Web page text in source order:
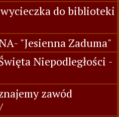
do biblioteki
"Jesienna Zaduma"
Niepodległości -
zawód